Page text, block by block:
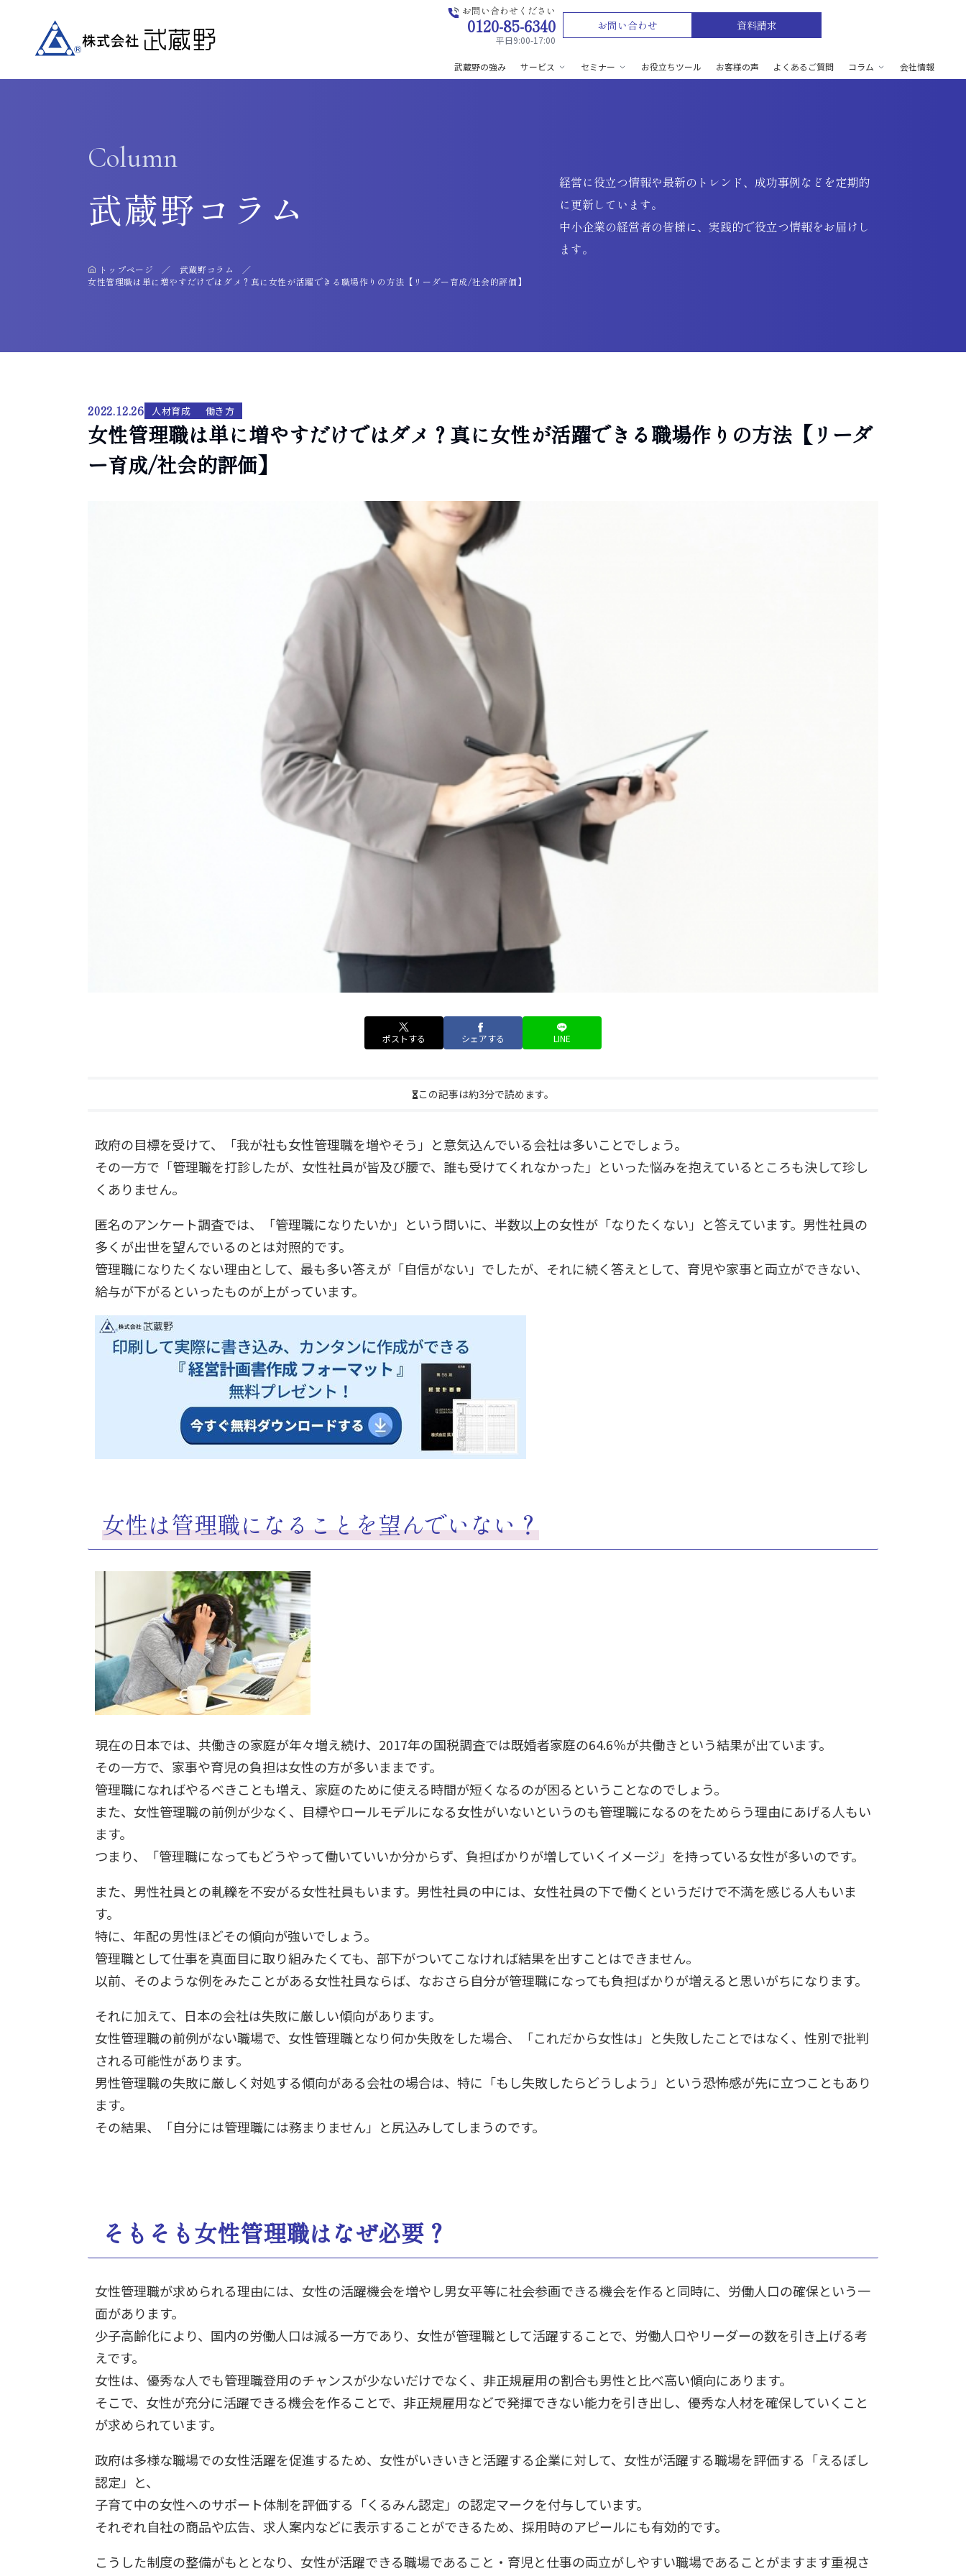
お問い合わせください
0120-85-6340
平日9:00-17:00
お問い合わせ 資料請求
武蔵野の強み サービス セミナー お役立ちツール お客様の声 よくあるご質問 コラム 会社情報
Column
武蔵野コラム
トップページ
武蔵野コラム
女性管理職は単に増やすだけではダメ？真に女性が活躍できる職場作りの方法【リーダー育成/社会的評価】
経営に役立つ情報や最新のトレンド、成功事例などを定期的
に更新しています。
中小企業の経営者の皆様に、実践的で役立つ情報をお届けし
ます。
2022.12.26 人材育成 働き方
女性管理職は単に増やすだけではダメ？真に女性が活躍できる職場作りの方法【リーダ
ー育成/社会的評価】
ポストする シェアする LINE
この記事は約3分で読めます。
政府の目標を受けて、「我が社も女性管理職を増やそう」と意気込んでいる会社は多いことでしょう。
その一方で「管理職を打診したが、女性社員が皆及び腰で、誰も受けてくれなかった」といった悩みを抱えているところも決して珍し
くありません。
匿名のアンケート調査では、「管理職になりたいか」という問いに、半数以上の女性が「なりたくない」と答えています。男性社員の
多くが出世を望んでいるのとは対照的です。
管理職になりたくない理由として、最も多い答えが「自信がない」でしたが、それに続く答えとして、育児や家事と両立ができない、
給与が下がるといったものが上がっています。
女性は管理職になることを望んでいない？
現在の日本では、共働きの家庭が年々増え続け、2017年の国税調査では既婚者家庭の64.6％が共働きという結果が出ています。
その一方で、家事や育児の負担は女性の方が多いままです。
管理職になればやるべきことも増え、家庭のために使える時間が短くなるのが困るということなのでしょう。
また、女性管理職の前例が少なく、目標やロールモデルになる女性がいないというのも管理職になるのをためらう理由にあげる人もい
ます。
つまり、「管理職になってもどうやって働いていいか分からず、負担ばかりが増していくイメージ」を持っている女性が多いのです。
また、男性社員との軋轢を不安がる女性社員もいます。男性社員の中には、女性社員の下で働くというだけで不満を感じる人もいま
す。
特に、年配の男性ほどその傾向が強いでしょう。
管理職として仕事を真面目に取り組みたくても、部下がついてこなければ結果を出すことはできません。
以前、そのような例をみたことがある女性社員ならば、なおさら自分が管理職になっても負担ばかりが増えると思いがちになります。
それに加えて、日本の会社は失敗に厳しい傾向があります。
女性管理職の前例がない職場で、女性管理職となり何か失敗をした場合、「これだから女性は」と失敗したことではなく、性別で批判
される可能性があります。
男性管理職の失敗に厳しく対処する傾向がある会社の場合は、特に「もし失敗したらどうしよう」という恐怖感が先に立つこともあり
ます。
その結果、「自分には管理職には務まりません」と尻込みしてしまうのです。
そもそも女性管理職はなぜ必要？
女性管理職が求められる理由には、女性の活躍機会を増やし男女平等に社会参画できる機会を作ると同時に、労働人口の確保という一
面があります。
少子高齢化により、国内の労働人口は減る一方であり、女性が管理職として活躍することで、労働人口やリーダーの数を引き上げる考
えです。
女性は、優秀な人でも管理職登用のチャンスが少ないだけでなく、非正規雇用の割合も男性と比べ高い傾向にあります。
そこで、女性が充分に活躍できる機会を作ることで、非正規雇用などで発揮できない能力を引き出し、優秀な人材を確保していくこと
が求められています。
政府は多様な職場での女性活躍を促進するため、女性がいきいきと活躍する企業に対して、女性が活躍する職場を評価する「えるぼし
認定」と、
子育て中の女性へのサポート体制を評価する「くるみん認定」の認定マークを付与しています。
それぞれ自社の商品や広告、求人案内などに表示することができるため、採用時のアピールにも有効的です。
こうした制度の整備がもととなり、女性が活躍できる職場であること・育児と仕事の両立がしやすい職場であることがますます重視さ